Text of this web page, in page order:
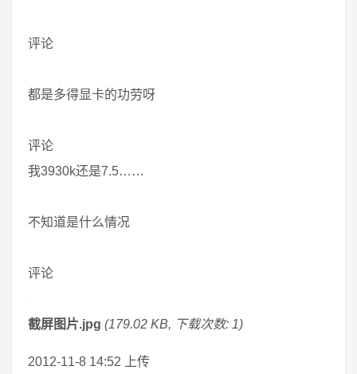
评论
都是多得显卡的功劳呀
评论
我3930k还是7.5……
不知道是什么情况
评论
截屏图片.jpg (179.02 KB, 下载次数: 1)
2012-11-8 14:52 上传